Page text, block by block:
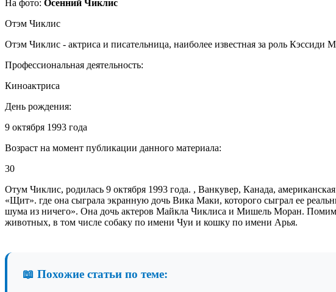
На фото: Осенний Чиклис
Отэм Чиклис
Отэм Чиклис - актриса и писательница, наиболее известная за роль Кэссиди
Профессиональная деятельность:
Киноактриса
День рождения:
9 октября 1993 года
Возраст на момент публикации данного материала:
30
Отум Чиклис, родилась 9 октября 1993 года. , Ванкувер, Канада,
«Щит». где она сыграла экранную дочь Вика Маки, которого сыграл ее
шума из ничего». Она дочь актеров Майкла Чиклиса и Мишель Моран.
животных, в том числе собаку по имени Чуи и кошку по имени Арья.
📖 Похожие статьи по теме: